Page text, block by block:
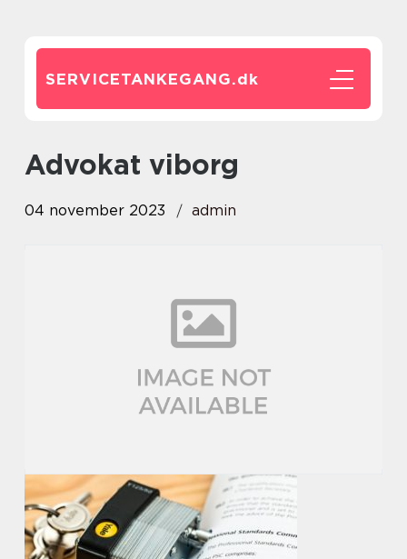
SERVICETANKEGANG.dk
advokat viborg
04 november 2023 admin